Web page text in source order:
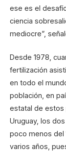
ese es el
ciencia
mediocre”,
Desde 1978,
fertilización
en todo el
población, en
estatal de estos
Uruguay, los
poco menos del
varios años,